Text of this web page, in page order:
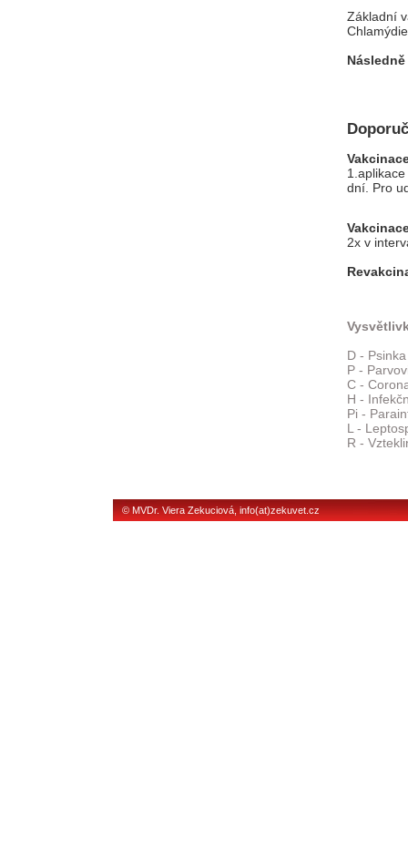
Základní
dní. Pro
2x v
D - Psinka
P -
C -
H -
Pi -
L -
R -
© MVDr. Viera Zekuciová,info(at)zekuvet.cz